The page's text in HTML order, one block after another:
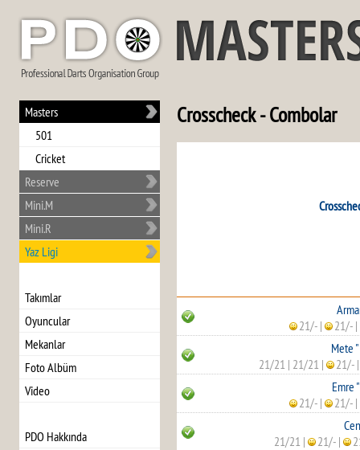
Masters
501
Cricket
Reserve
Mini.M
Mini.R
Yaz Ligi
Takımlar
Oyuncular
Mekanlar
Foto Albüm
Video
PDO Hakkında
Crosscheck - Combolar
21/- | 21/- |
Mete
21/21 | 21/21 | 21/-
Emre
21/- | 21/- |
21/21 | 21/- |